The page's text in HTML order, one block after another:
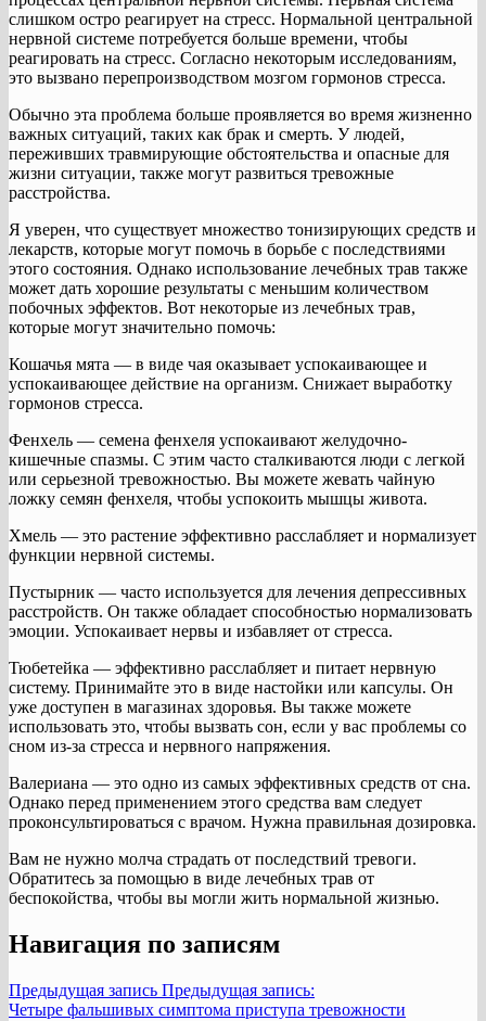
слишком остро реагирует на стресс. Нормальной центральной
нервной системе потребуется больше времени, чтобы
реагировать на стресс. Согласно некоторым исследованиям,
это вызвано перепроизводством мозгом гормонов стресса.
Обычно эта проблема больше проявляется во время жизненно
важных ситуаций, таких как брак и смерть. У людей,
переживших травмирующие обстоятельства и опасные для
жизни ситуации, также могут развиться тревожные
расстройства.
Я уверен, что существует множество тонизирующих средств и
лекарств, которые могут помочь в борьбе с последствиями
этого состояния. Однако использование лечебных трав также
может дать хорошие результаты с меньшим количеством
побочных эффектов. Вот некоторые из лечебных трав,
которые могут значительно помочь:
Кошачья мята — в виде чая оказывает успокаивающее и
успокаивающее действие на организм. Снижает выработку
гормонов стресса.
Фенхель — семена фенхеля успокаивают желудочно-
кишечные спазмы. С этим часто сталкиваются люди с легкой
или серьезной тревожностью. Вы можете жевать чайную
ложку семян фенхеля, чтобы успокоить мышцы живота.
Хмель — это растение эффективно расслабляет и нормализует
функции нервной системы.
Пустырник — часто используется для лечения депрессивных
расстройств. Он также обладает способностью нормализовать
эмоции. Успокаивает нервы и избавляет от стресса.
Тюбетейка — эффективно расслабляет и питает нервную
систему. Принимайте это в виде настойки или капсулы. Он
уже доступен в магазинах здоровья. Вы также можете
использовать это, чтобы вызвать сон, если у вас проблемы со
сном из-за стресса и нервного напряжения.
Валериана — это одно из самых эффективных средств от сна.
Однако перед применением этого средства вам следует
проконсультироваться с врачом. Нужна правильная дозировка.
Вам не нужно молча страдать от последствий тревоги.
Обратитесь за помощью в виде лечебных трав от
беспокойства, чтобы вы могли жить нормальной жизнью.
Навигация по записям
Предыдущая запись Предыдущая запись:
Четыре фальшивых симптома приступа тревожности